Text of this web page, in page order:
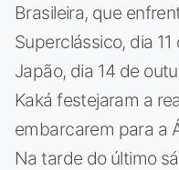
Brasileira, que
Superclássico, dia
Japão, dia 14 de
Kaká festejaram a
embarcarem para a
Na tarde do último